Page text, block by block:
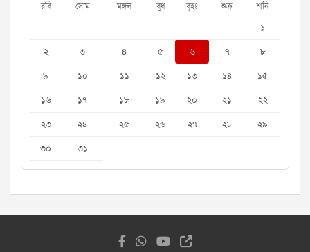
রবি সোম মঙ্গল বুধ বৃহঃ শুক্র শনি
১
২
৩ ৪ ৫ ৬ ৭
৮
৯
১০ ১১ ১২ ১৩ ১৪
১৫
১৬
১৭ ১৮ ১৯ ২০ ২১
২২
২৩
২৪ ২৫ ২৬ ২৭ ২৮
২৯
৩০
৩১